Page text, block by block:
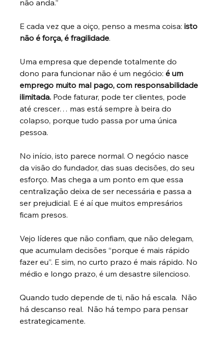
não anda.”
E cada vez que a oiço, penso a mesma coisa: isto
não é força, é fragilidade.
Uma empresa que depende totalmente do
dono para funcionar não é um negócio: é um
emprego muito mal pago, com responsabilidade
ilimitada. Pode faturar, pode ter clientes, pode
até crescer… mas está sempre à beira do
colapso, porque tudo passa por uma única
pessoa.
No início, isto parece normal. O negócio nasce
da visão do fundador, das suas decisões, do seu
esforço. Mas chega a um ponto em que essa
centralização deixa de ser necessária e passa a
ser prejudicial. E é aí que muitos empresários
ficam presos.
Vejo líderes que não confiam, que não delegam,
que acumulam decisões “porque é mais rápido
fazer eu”. E sim, no curto prazo é mais rápido. No
médio e longo prazo, é um desastre silencioso.
Quando tudo depende de ti, não há escala.  Não
há descanso real.  Não há tempo para pensar
estrategicamente.